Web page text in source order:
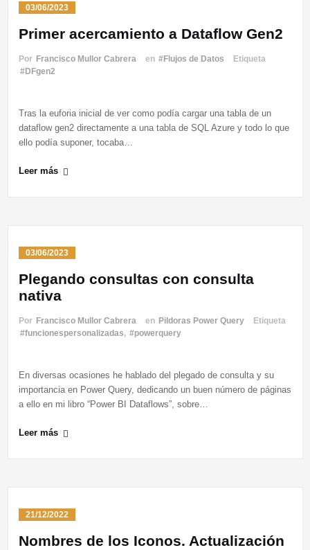
03/06/2023
Primer acercamiento a Dataflow Gen2
Por Francisco Mullor Cabrera en #Flujos de Datos
Etiqueta
#DFgen2
Tras la euforia inicial de ver como podía cargar una tabla de un
dataflow gen2 directamente a una tabla de SQL Azure y todo lo que
ello podía suponer, tocaba…
Leer más
03/06/2023
Plegando consultas con consulta
nativa
Por Francisco Mullor Cabrera en Pildoras Power Query
Etiqueta
#funcionespersonalizadas, #powerquery
En diversas ocasiones he hablado del plegado de consulta y su
importancia en Power Query, dedicando un buen número de páginas
a ello en mi libro “Power BI Dataflows”, sobre…
Leer más
21/12/2022
Nombres de los Iconos. Actualización